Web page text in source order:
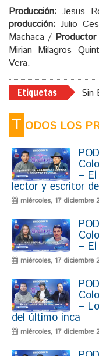
Producción: Jesus
producción: Julio
Machaca /
Mirian Milagros
Vera.
Etiquetas Sin
T ODOS LOS
–
lector y escritor
miércoles, 17 diciembre
–
miércoles, 17 diciembre
–
del último inca
miércoles, 17 diciembre